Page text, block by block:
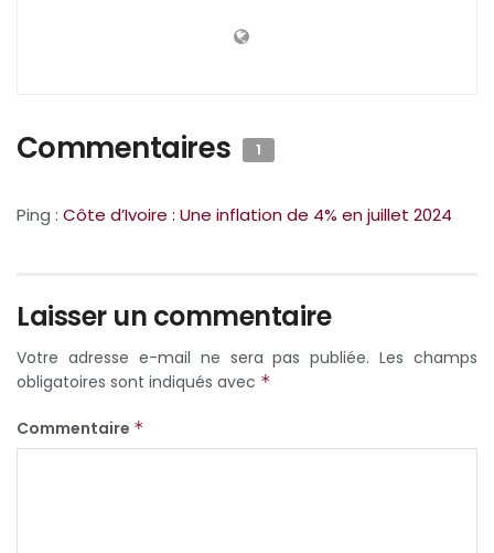
Commentaires 1
Ping : Côte d’Ivoire : Une inflation de 4% en juillet 2024
Laisser un commentaire
Votre adresse e-mail ne sera pas publiée. Les champs
obligatoires sont indiqués avec *
Commentaire *